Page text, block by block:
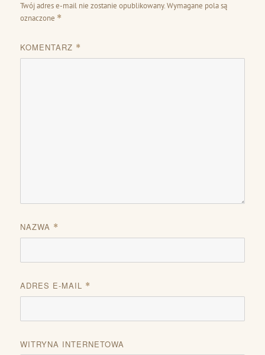
Twój adres e-mail nie zostanie opublikowany. Wymagane pola są
oznaczone *
KOMENTARZ *
NAZWA *
ADRES E-MAIL *
WITRYNA INTERNETOWA